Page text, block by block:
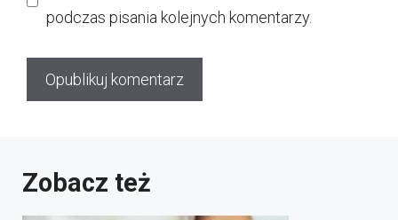
podczas pisania kolejnych komentarzy.
Zobacz też